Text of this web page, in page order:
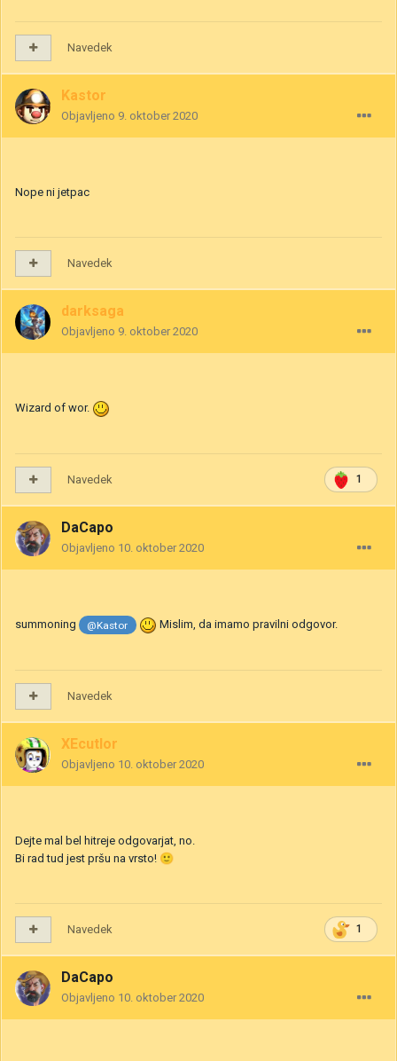
Navedek
Kastor
Objavljeno 9. oktober 2020
Nope ni jetpac
Navedek
darksaga
Objavljeno 9. oktober 2020
Wizard of wor.
1
Navedek
DaCapo
Objavljeno 10. oktober 2020
summoning @Kastor Mislim, da imamo pravilni odgovor.
Navedek
XEcutIor
Objavljeno 10. oktober 2020
Dejte mal bel hitreje odgovarjat, no.
Bi rad tud jest pršu na vrsto! 🙂
1
Navedek
DaCapo
Objavljeno 10. oktober 2020